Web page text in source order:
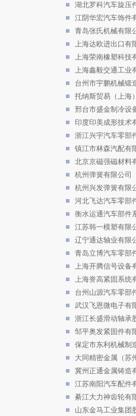
湖北罗科汽车旋压
江阴华宏汽车饰件
青岛张氏机械有限
上海达欧进出口有
上海荣南橡塑科技
上海鑫毅交通工业
台州市宇鹏机械锻
托纳斯贸易（上海
邢台市盛金制冷设
印度印美成形技术
浙江兴宇汽车零部
镇江市林森汽配有
北京京磁强磁材料
杭州弹簧有限公司
杭州兴发弹簧有限
河北飞达汽车零部
衡水运通汽车部件
江苏韩一模塑有限
辽宁通达轴业有限
青岛立博汽车零部
上海开腾信号设备
上海誉高紧固系统
台州山源汽车零部
武汉飞恩微电子有
浙江长盛滑动轴承
邹平奥发紧固件有
保定市东利机械制
大同精密金属（苏
冀州正通金属铸造
江苏南阳汽车配件
綦江大力神齿轮有
山东金马工业集团